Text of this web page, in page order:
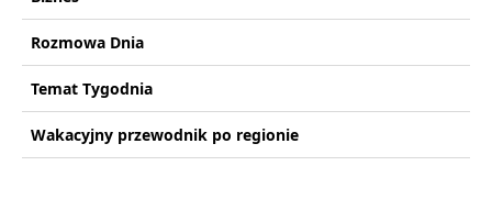
Rozmowa Dnia
Temat Tygodnia
Wakacyjny przewodnik po regionie